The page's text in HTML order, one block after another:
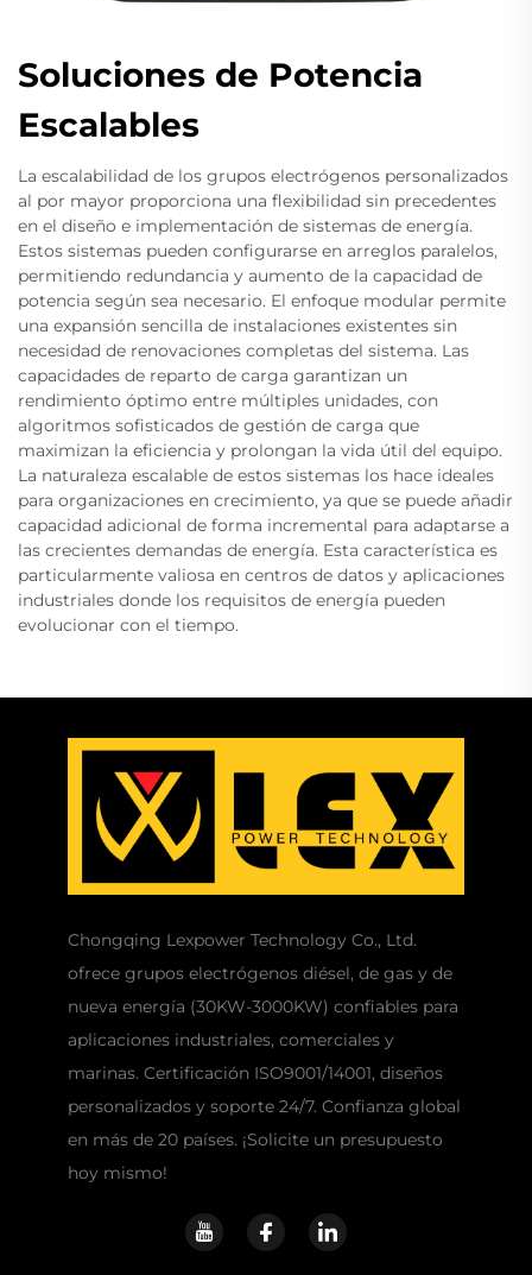
Soluciones de Potencia
Escalables
La escalabilidad de los grupos electrógenos personalizados
al por mayor proporciona una flexibilidad sin precedentes
en el diseño e implementación de sistemas de energía.
Estos sistemas pueden configurarse en arreglos paralelos,
permitiendo redundancia y aumento de la capacidad de
potencia según sea necesario. El enfoque modular permite
una expansión sencilla de instalaciones existentes sin
necesidad de renovaciones completas del sistema. Las
capacidades de reparto de carga garantizan un
rendimiento óptimo entre múltiples unidades, con
algoritmos sofisticados de gestión de carga que
maximizan la eficiencia y prolongan la vida útil del equipo.
La naturaleza escalable de estos sistemas los hace ideales
para organizaciones en crecimiento, ya que se puede añadir
capacidad adicional de forma incremental para adaptarse a
las crecientes demandas de energía. Esta característica es
particularmente valiosa en centros de datos y aplicaciones
industriales donde los requisitos de energía pueden
evolucionar con el tiempo.
Chongqing Lexpower Technology Co., Ltd.
ofrece grupos electrógenos diésel, de gas y de
nueva energía (30KW-3000KW) confiables para
aplicaciones industriales, comerciales y
marinas. Certificación ISO9001/14001, diseños
personalizados y soporte 24/7. Confianza global
en más de 20 países. ¡Solicite un presupuesto
hoy mismo!